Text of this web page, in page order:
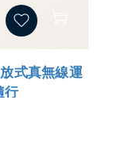
式真無線運
行